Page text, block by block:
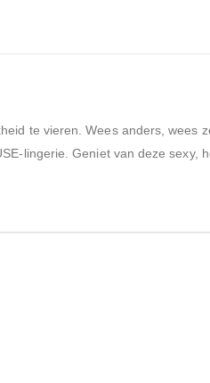
te vieren. Wees anders, wees
lingerie. Geniet van deze